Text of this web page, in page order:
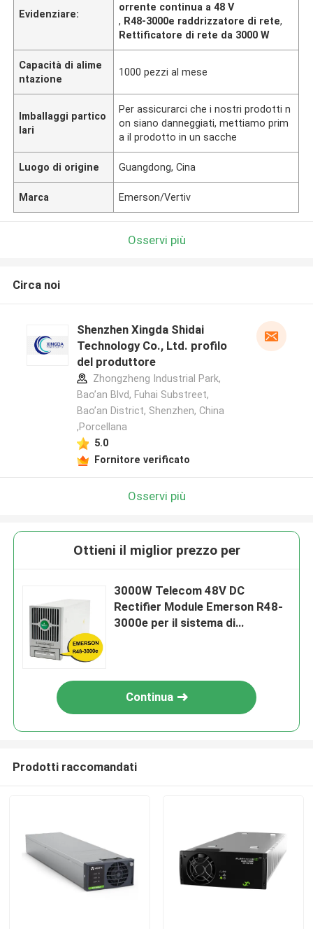
Evidenziare:
orrente continua a 48 V
, R48-3000e raddrizzatore di rete,
Rettificatore di rete da 3000 W
Capacità di alime
ntazione
1000 pezzi al mese
Imballaggi partico
lari
Per assicurarci che i nostri prodotti n
on siano danneggiati, mettiamo prim
a il prodotto in un sacche
Luogo di origine Guangdong, Cina
Marca Emerson/Vertiv
Osservi più
Circa noi
Shenzhen Xingda Shidai
Technology Co., Ltd. profilo
del produttore
Zhongzheng Industrial Park,
Bao’an Blvd, Fuhai Substreet,
Bao’an District, Shenzhen, China
,Porcellana
5.0
Fornitore verificato
Osservi più
Ottieni il miglior prezzo per
3000W Telecom 48V DC
Rectifier Module Emerson R48-
3000e per il sistema di
Continua
Prodotti raccomandati